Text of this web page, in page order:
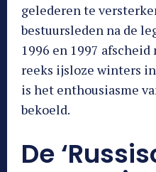
gelederen te
bestuursleden na de
1996 en 1997
reeks ijsloze winters
is het enthousiasme
bekoeld.
De